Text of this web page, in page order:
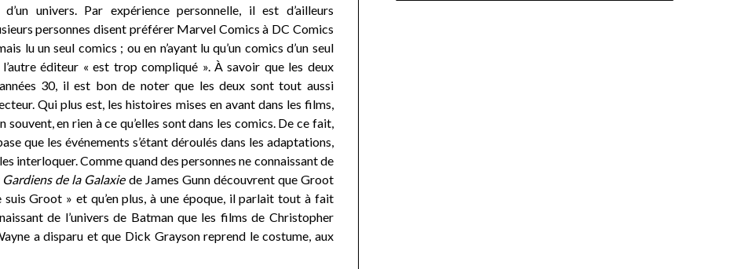
univers. Par expérience personnelle, il est d’ailleurs
personnes disent préférer Marvel Comics à DC Comics
lu un seul comics ; ou en n’ayant lu qu’un comics d’un seul
éditeur « est trop compliqué ». À savoir que les deux
30, il est bon de noter que les deux sont tout aussi
Qui plus est, les histoires mises en avant dans les films,
en rien à ce qu’elles sont dans les comics. De ce fait,
que les événements s’étant déroulés dans les adaptations,
interloquer. Comme quand des personnes ne connaissant de
Gardiens de la Galaxiede James Gunn découvrent que Groot
suis Groot » et qu’en plus, à une époque, il parlait tout à fait
de l’univers de Batman que les films de Christopher
a disparu et que Dick Grayson reprend le costume, aux